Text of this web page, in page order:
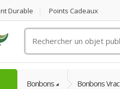
Durable Points Cadeaux
un
objet
publicitaire
Bonbons Bonbons Vrac